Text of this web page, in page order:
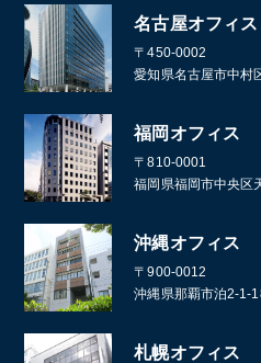
名古屋オフィス
〒450-0002
愛知県名古屋市中村
福岡オフィス
〒810-0001
福岡県福岡市中央区
沖縄オフィス
〒900-0012
沖縄県那覇市泊2-1-
札幌オフィス